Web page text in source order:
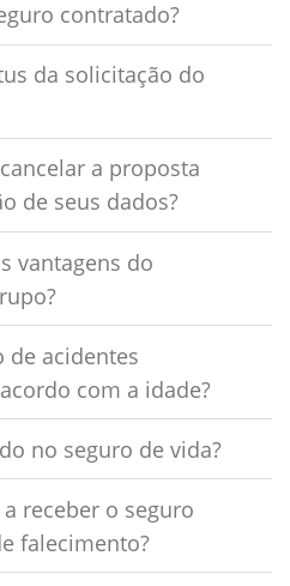
contratado?
da solicitação do
a proposta
de seus dados?
vantagens do
de acidentes
com a idade?
no seguro de vida?
receber o seguro
falecimento?